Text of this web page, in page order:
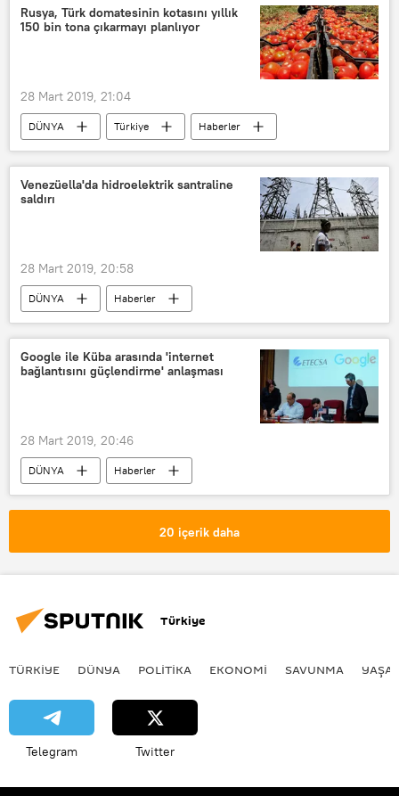
Şanlıurfa
Bülent Arınç
AK Parti
CHP HDP
Rusya, Türk domatesinin kotasını yıllık
150 bin tona çıkarmayı planlıyor
28 Mart 2019, 21:04
DÜNYA Türkiye
Haberler
Rusya
TÜRKİYE
Rusya Tarım Bakanlığı
Domates
Venezüella'da hidroelektrik santraline
saldırı
28 Mart 2019, 20:58
DÜNYA
Haberler
Güney Amerika
Venezüella
Venezüella Devlet Başkanı Nicolas Maduro
Corpoelec
Elektrik kesintisi
Google ile Küba arasında 'internet
bağlantısını güçlendirme' anlaşması
28 Mart 2019, 20:46
DÜNYA
Haberler
Güney Amerika
Küba
Etecsa
20 içerik daha
Türkiye
TÜRKIYE DÜNYA POLİTİKA EKONOMİ SAVUNMA
Telegram Twitter